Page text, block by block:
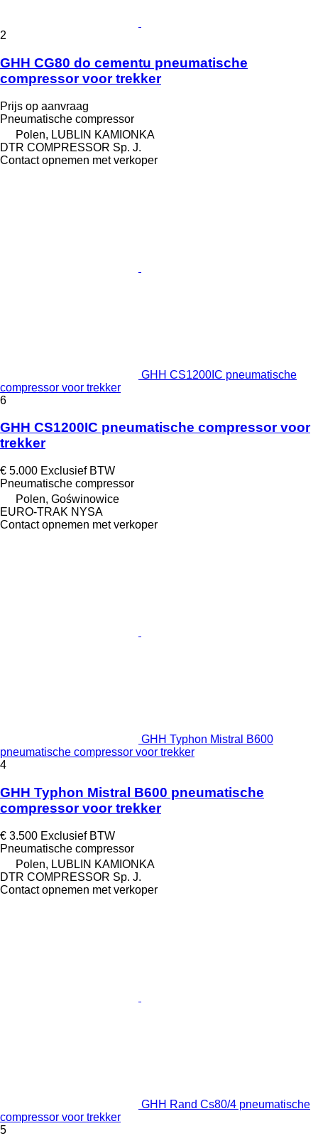
2
GHH CG80 do cementu pneumatische
compressor voor trekker
Prijs op aanvraag
Pneumatische compressor
Polen, LUBLIN KAMIONKA
DTR COMPRESSOR Sp. J.
Contact opnemen met verkoper
GHH CS1200IC pneumatische
compressor voor trekker
6
GHH CS1200IC pneumatische compressor voor
trekker
€ 5.000 Exclusief BTW
Pneumatische compressor
Polen, Goświnowice
EURO-TRAK NYSA
Contact opnemen met verkoper
GHH Typhon Mistral B600
pneumatische compressor voor trekker
4
GHH Typhon Mistral B600 pneumatische
compressor voor trekker
€ 3.500 Exclusief BTW
Pneumatische compressor
Polen, LUBLIN KAMIONKA
DTR COMPRESSOR Sp. J.
Contact opnemen met verkoper
GHH Rand Cs80/4 pneumatische
compressor voor trekker
5